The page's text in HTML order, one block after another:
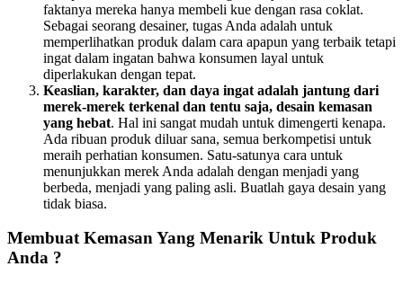
faktanya mereka hanya membeli kue dengan rasa coklat.
Sebagai seorang desainer, tugas Anda adalah untuk
memperlihatkan produk dalam cara apapun yang terbaik tetapi
ingat dalam ingatan bahwa konsumen layal untuk
diperlakukan dengan tepat.
Keaslian, karakter, dan daya ingat adalah jantung dari
merek-merek terkenal dan tentu saja, desain kemasan
yang hebat. Hal ini sangat mudah untuk dimengerti kenapa.
Ada ribuan produk diluar sana, semua berkompetisi untuk
meraih perhatian konsumen. Satu-satunya cara untuk
menunjukkan merek Anda adalah dengan menjadi yang
berbeda, menjadi yang paling asli. Buatlah gaya desain yang
tidak biasa.
Membuat Kemasan Yang Menarik Untuk Produk
Anda ?